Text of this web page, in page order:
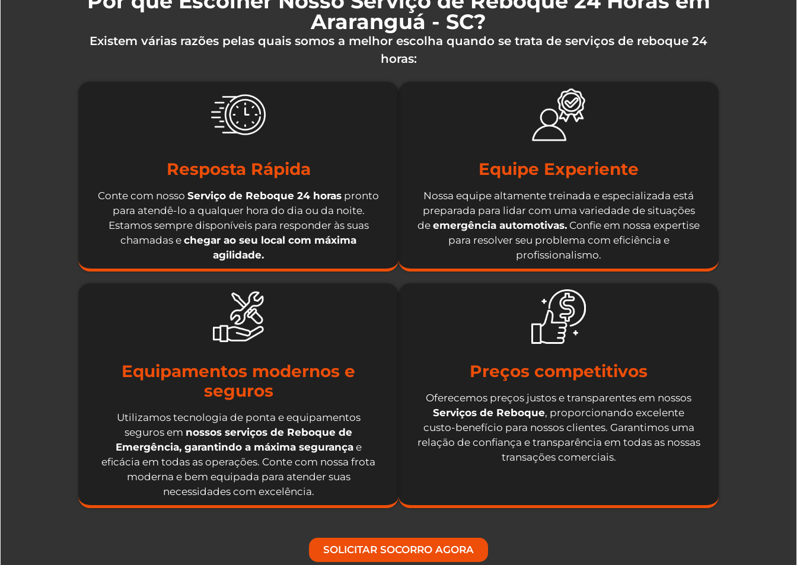
Araranguá - SC?
Existem várias razões pelas quais somos a melhor escolha quando se trata de serviços de reboque 24
horas:
Resposta Rápida
Conte com nosso Serviço de Reboque 24 horas pronto
para atendê-lo a qualquer hora do dia ou da noite.
Estamos sempre disponíveis para responder às suas
chamadas e chegar ao seu local com máxima
agilidade.
Equipe Experiente
Nossa equipe altamente treinada e especializada está
preparada para lidar com uma variedade de situações
de emergência automotivas. Confie em nossa expertise
para resolver seu problema com eficiência e
profissionalismo.
Equipamentos modernos e
seguros
Utilizamos tecnologia de ponta e equipamentos
seguros em nossos serviços de Reboque de
Emergência, garantindo a máxima segurançae
eficácia em todas as operações. Conte com nossa frota
moderna e bem equipada para atender suas
necessidades com excelência.
Preços competitivos
Oferecemos preços justos e transparentes em nossos
Serviços de Reboque, proporcionando excelente
custo-benefício para nossos clientes. Garantimos uma
relação de confiança e transparência em todas as nossas
transações comerciais.
SOLICITAR SOCORRO AGORA